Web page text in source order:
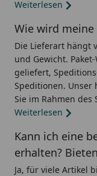
Weiterlesen
Wie wird
Die Lieferart hängt
und Gewicht.
geliefert,
Speditionen.
Sie im Rahmen des
Weiterlesen
Kann ich eine
erhalten?
Ja, für viele Artikel